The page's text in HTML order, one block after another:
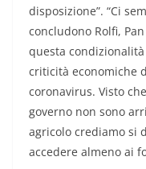
disposizione”. “Ci
concludono Rolfi,
questa
criticità economiche
coronavirus. Visto
governo non sono
agricolo crediamo si
accedere almeno ai